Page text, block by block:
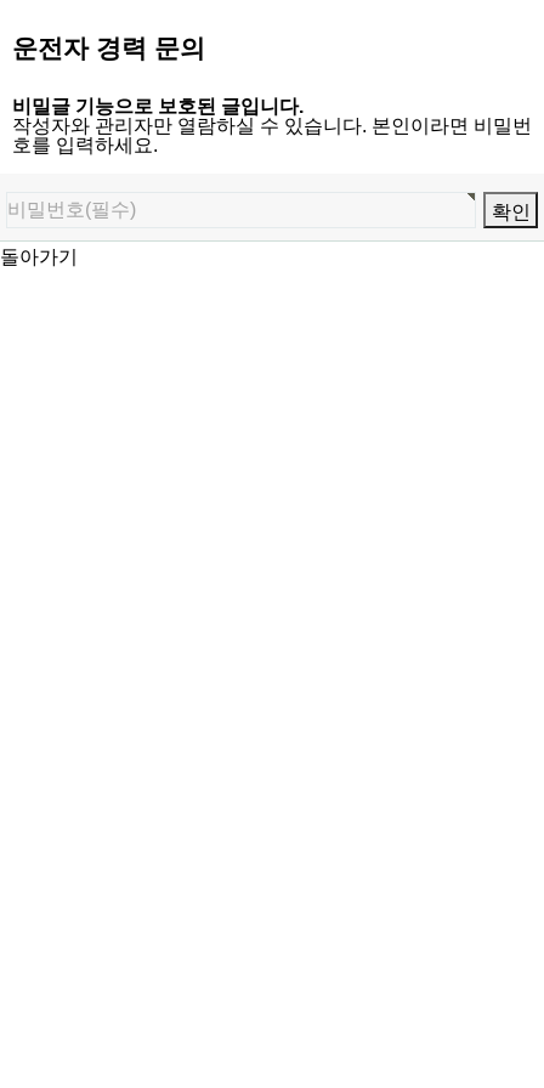
운전자 경력 문의
비밀글 기능으로 보호된 글입니다.
작성자와 관리자만 열람하실 수 있습니다. 본인이라면 비밀번
호를 입력하세요.
돌아가기